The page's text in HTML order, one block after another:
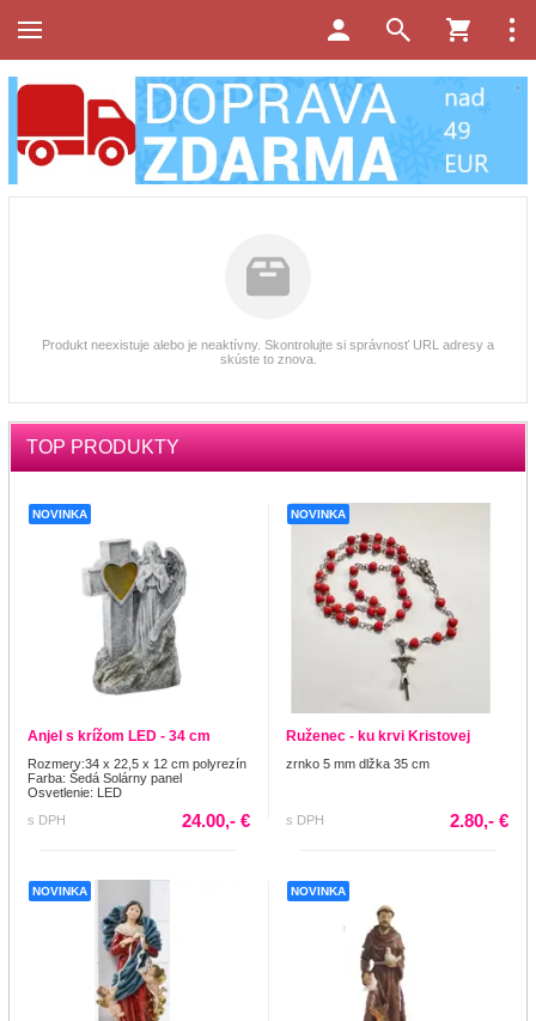
Produkt neexistuje alebo je neaktívny. Skontrolujte si správnosť URL adresy a
skúste to znova.
TOP PRODUKTY
NOVINKA
Anjel s krížom LED - 34 cm
Rozmery:34 x 22,5 x 12 cm polyrezín
Farba: Šedá Solárny panel
Osvetlenie: LED
s DPH
24.00,- €
NOVINKA
Ruženec - ku krvi Kristovej
zrnko 5 mm dlžka 35 cm
s DPH 2.80,- €
NOVINKA NOVINKA